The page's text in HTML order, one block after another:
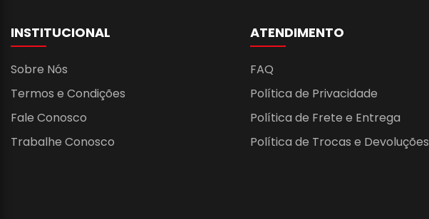
INSTITUCIONAL
Sobre Nós
Termos e Condições
Fale Conosco
Trabalhe Conosco
ATENDIMENTO
FAQ
Política de Privacidade
Política de Frete e Entrega
Política de Trocas e Devoluções